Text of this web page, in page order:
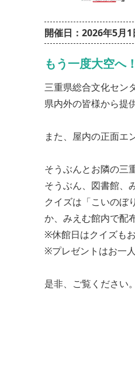
開催日：2026年5月
もう一度大空へ！
三重県総合文化セン
県内外の皆様から提
また、屋内の正面エ
そうぶんとお隣の三
そうぶん、図書館、
クイズは「こいのぼ
か、みえむ館内で配
※休館日はクイズもお
※プレゼントはお一
是非、ご覧ください。